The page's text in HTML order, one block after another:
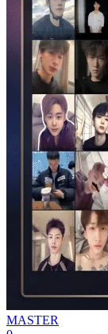
MASTER